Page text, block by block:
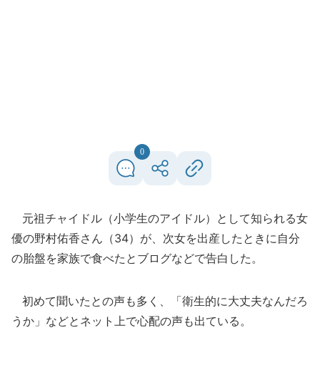
0
元祖チャイドル（小学生のアイドル）として知られる女
優の野村佑香さん（34）が、次女を出産したときに自分
の胎盤を家族で食べたとブログなどで告白した。
初めて聞いたとの声も多く、「衛生的に大丈夫なんだろ
うか」などとネット上で心配の声も出ている。